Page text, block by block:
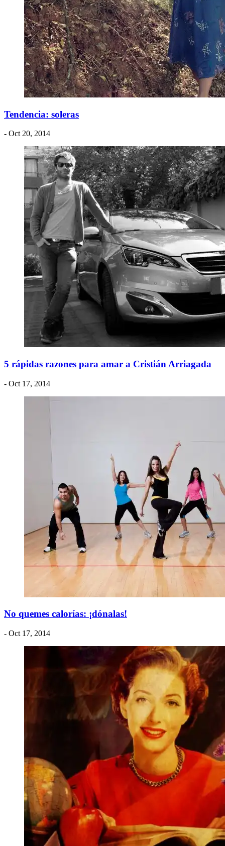
Tendencia: soleras
- Oct 20, 2014
5 rápidas razones para amar a Cristián Arriagada
- Oct 17, 2014
No quemes calorías: ¡dónalas!
- Oct 17, 2014